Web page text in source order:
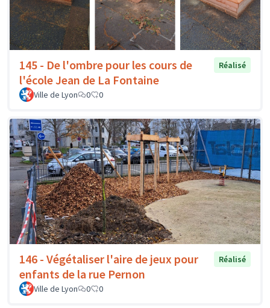
145 - De l'ombre pour les cours de
l'école Jean de La Fontaine
Réalisé
Ville de Lyon 0 0
146 - Végétaliser l'aire de jeux pour
enfants de la rue Pernon
Réalisé
Ville de Lyon 0 0